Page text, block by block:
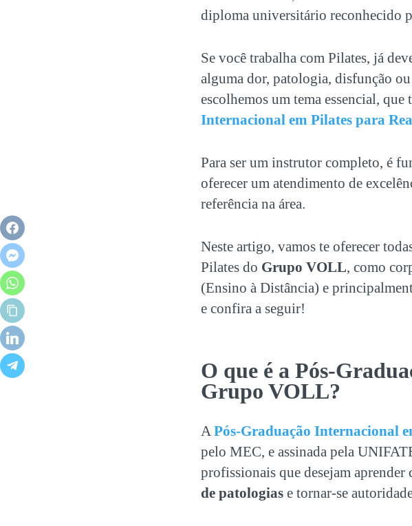
diploma universitário reconhecido
Se você trabalha com Pilates, já
alguma dor, patologia, disfunção
escolhemos um tema essencial,
Internacional em Pilates para
Para ser um instrutor completo, é
oferecer um atendimento de
referência na área.
Neste artigo, vamos te oferecer
Pilates do Grupo VOLL, como
(Ensino à Distância) e
e confira a seguir!
O que é a Pós-
Grupo VOLL?
APós-Graduação Internacional
pelo MEC, e assinada pela
profissionais que desejam aprender
de patologias e tornar-se